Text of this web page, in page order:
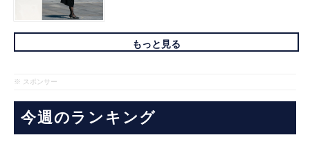
もっと見る
※ スポンサー
今週のランキング